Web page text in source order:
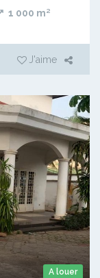
1 000 m²
J'aime
A louer